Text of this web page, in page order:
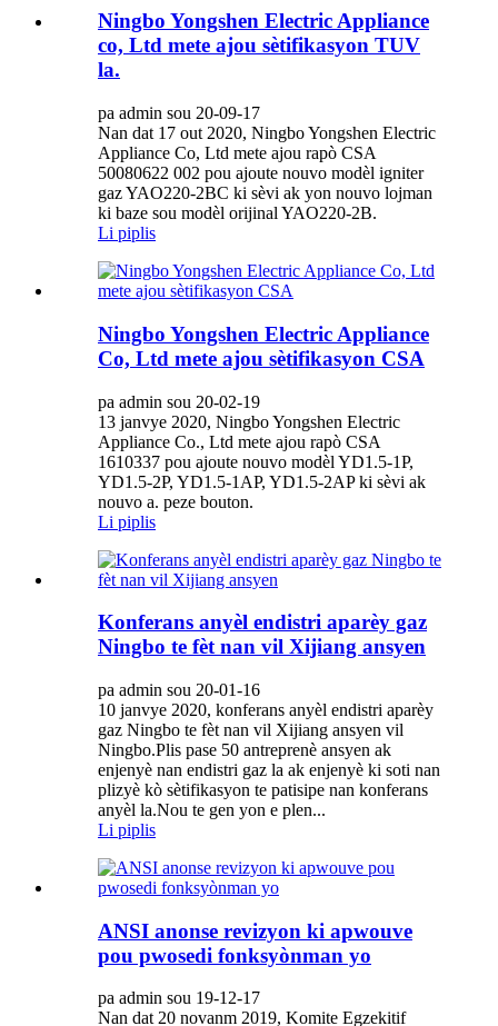
Ningbo Yongshen Electric Appliance
co, Ltd mete ajou sètifikasyon TUV
la.
pa admin sou 20-09-17
Nan dat 17 out 2020, Ningbo Yongshen Electric
Appliance Co, Ltd mete ajou rapò CSA
50080622 002 pou ajoute nouvo modèl igniter
gaz YAO220-2BC ki sèvi ak yon nouvo lojman
ki baze sou modèl orijinal YAO220-2B.
Li piplis
Ningbo Yongshen Electric Appliance
Co, Ltd mete ajou sètifikasyon CSA
pa admin sou 20-02-19
13 janvye 2020, Ningbo Yongshen Electric
Appliance Co., Ltd mete ajou rapò CSA
1610337 pou ajoute nouvo modèl YD1.5-1P,
YD1.5-2P, YD1.5-1AP, YD1.5-2AP ki sèvi ak
nouvo a. peze bouton.
Li piplis
Konferans anyèl endistri aparèy gaz
Ningbo te fèt nan vil Xijiang ansyen
pa admin sou 20-01-16
10 janvye 2020, konferans anyèl endistri aparèy
gaz Ningbo te fèt nan vil Xijiang ansyen vil
Ningbo.Plis pase 50 antreprenè ansyen ak
enjenyè nan endistri gaz la ak enjenyè ki soti nan
plizyè kò sètifikasyon te patisipe nan konferans
anyèl la.Nou te gen yon e plen...
Li piplis
ANSI anonse revizyon ki apwouve
pou pwosedi fonksyònman yo
pa admin sou 19-12-17
Nan dat 20 novanm 2019, Komite Egzekitif